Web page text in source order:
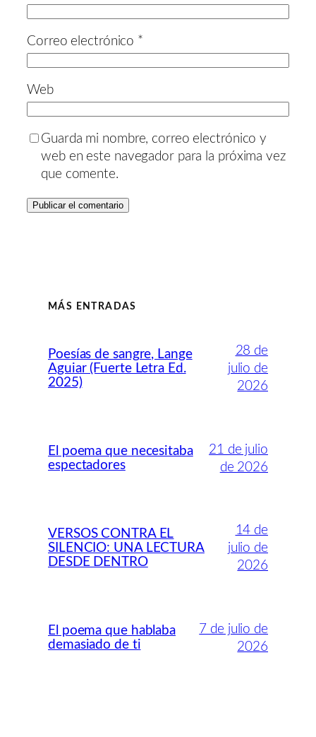
Correo electrónico *
Web
Guarda mi nombre, correo electrónico y
web en este navegador para la próxima vez
que comente.
MÁS ENTRADAS
Poesías de sangre, Lange
Aguiar (Fuerte Letra Ed.
2025)
28 de
julio de
2026
El poema que necesitaba
espectadores
21 de julio
de 2026
VERSOS CONTRA EL
SILENCIO: UNA LECTURA
DESDE DENTRO
14 de
julio de
2026
El poema que hablaba
demasiado de ti
7 de julio de
2026